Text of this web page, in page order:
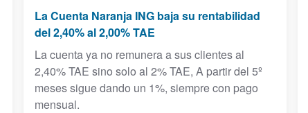
La Cuenta Naranja ING baja su rentabilidad
del 2,40% al 2,00% TAE
La cuenta ya no remunera a sus clientes al
2,40% TAE sino solo al 2% TAE, A partir del 5º
meses sigue dando un 1%, siempre con pago
mensual.